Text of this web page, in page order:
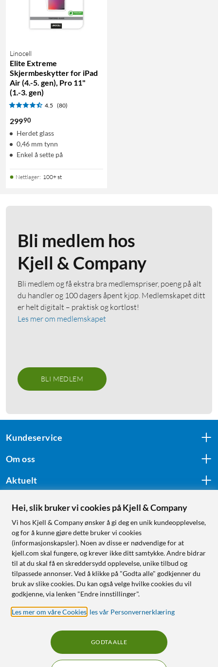
Linocell
Elite Extreme
Skjermbeskytter for iPad
Air (4.-5. gen), Pro 11"
(1.-3. gen)
4.5 (80)
29990
Herdet glass
0,46 mm tynn
Enkel å sette på
Nettlager: 100+ st
Bli medlem hos
Kjell & Company
Bli medlem og få ekstra bra medlemspriser, poeng på alt
du handler og 100 dagers åpent kjøp. Medlemskapet ditt
er helt digitalt – praktisk og kortløst!
Les mer om medlemskapet
BLI MEDLEM
Kundeservice
Om oss
Aktuelt
Følg oss
Handle fra:
Sverige
Norge
Hei, slik bruker vi cookies på Kjell & Company
Vi hos Kjell & Company ønsker å gi deg en unik kundeopplevelse,
og for å kunne gjøre dette bruker vi cookies
(informasjonskapsler). Noen av disse er nødvendige for at
kjell.com skal fungere, og krever ikke ditt samtykke. Andre bidrar
til at du skal få en skreddersydd opplevelse, unike tilbud og
tilpassede annonser. Ved å klikke på "Godta alle" godkjenner du
bruk av slike cookies. Du kan også velge hvilke cookies du vil
godkjenne, via lenken "Endre innstillinger".
Les mer om våre Cookies les vår Personvernerklæring
GODTA ALLE